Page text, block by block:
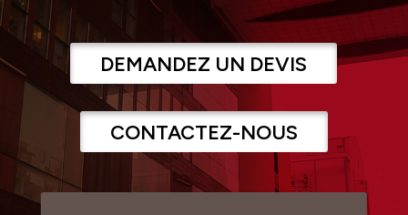
DEMANDEZ UN DEVIS
CONTACTEZ-NOUS